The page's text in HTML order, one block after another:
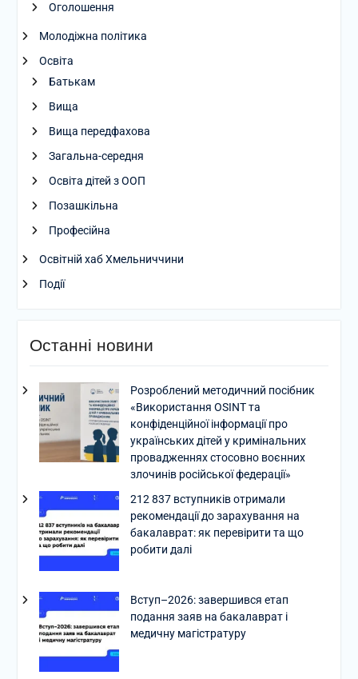
Оголошення
Молодіжна політика
Освіта
Батькам
Вища
Вища передфахова
Загальна-середня
Освіта дітей з ООП
Позашкільна
Професійна
Освітній хаб Хмельниччини
Події
Останні новини
Розроблений методичний посібник
«Використання OSINT та
конфіденційної інформації про
українських дітей у кримінальних
провадженнях стосовно воєнних
злочинів російської федерації»
212 837 вступників отримали
рекомендації до зарахування на
бакалаврат: як перевірити та що
робити далі
Вступ–2026: завершився етап
подання заяв на бакалаврат і
медичну магістратуру